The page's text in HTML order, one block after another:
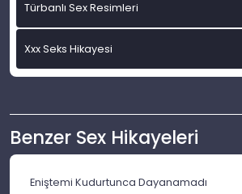
Türbanlı Sex Resimleri
Xxx Seks Hikayesi
Benzer Sex Hikayeleri
Eniştemi Kudurtunca Dayanamadı